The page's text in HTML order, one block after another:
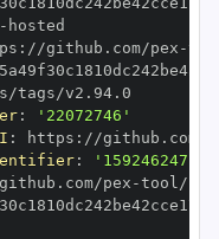
-
: //github.com/pex -
:
'22072746'
: https : //github.com/
:
'159246247'
pex-